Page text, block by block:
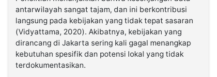
antarwilayah sangat tajam, dan ini berkontribusi
langsung pada kebijakan yang tidak tepat sasaran
(Vidyattama, 2020). Akibatnya, kebijakan yang
dirancang di Jakarta sering kali gagal menangkap
kebutuhan spesifik dan potensi lokal yang tidak
terdokumentasikan.